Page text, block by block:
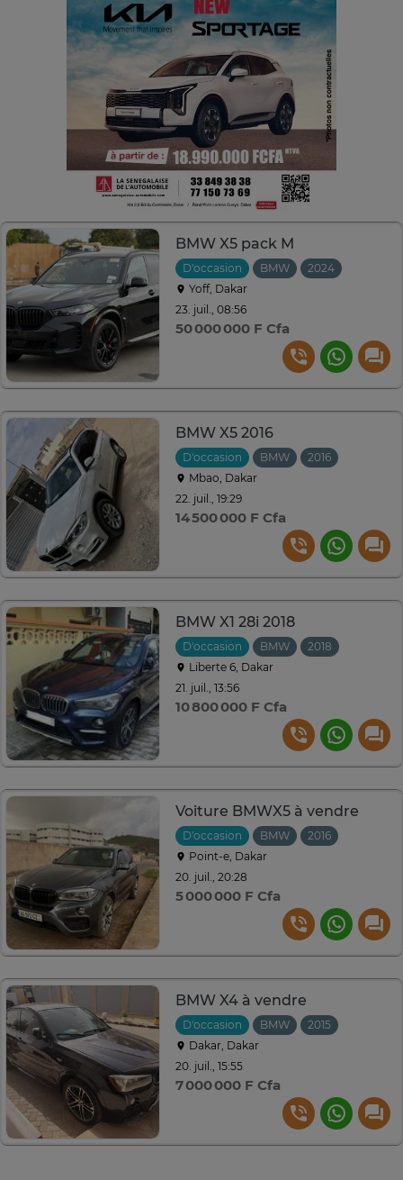
BMW X5 pack M
D'occasion BMW 2024
Yoff, Dakar
23. juil., 08:56
50 000 000 F Cfa
BMW X5 2016
D'occasion BMW 2016
Mbao, Dakar
22. juil., 19:29
14 500 000 F Cfa
BMW X1 28i 2018
D'occasion BMW 2018
Liberte 6, Dakar
21. juil., 13:56
10 800 000 F Cfa
Voiture BMWX5 à vendre
D'occasion BMW 2016
Point-e, Dakar
20. juil., 20:28
5 000 000 F Cfa
BMW X4 à vendre
D'occasion BMW 2015
Dakar, Dakar
20. juil., 15:55
7 000 000 F Cfa